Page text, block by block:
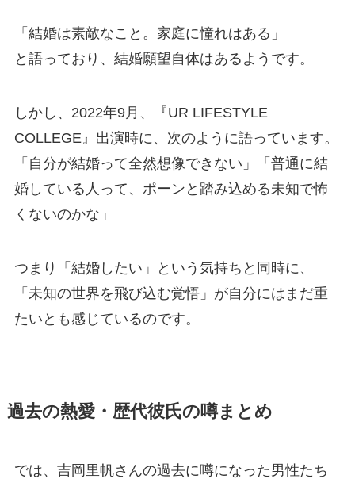
「結婚は素敵なこと。家庭に憧れはある」
と語っており、結婚願望自体はあるようです。
しかし、2022年9月、『UR LIFESTYLE
COLLEGE』出演時に、次のように語っています。
「自分が結婚って全然想像できない」「普通に結
婚している人って、ポーンと踏み込める未知で怖
くないのかな」
つまり「結婚したい」という気持ちと同時に、
「未知の世界を飛び込む覚悟」が自分にはまだ重
たいとも感じているのです。
過去の熱愛・歴代彼氏の噂まとめ
では、吉岡里帆さんの過去に噂になった男性たち